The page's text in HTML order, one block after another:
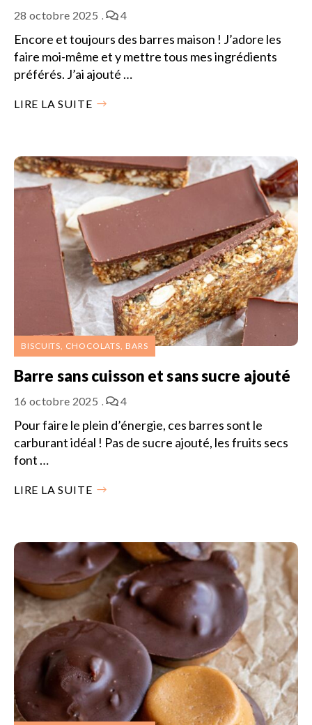
28 octobre 2025 4
Encore et toujours des barres maison ! J’adore les
faire moi-même et y mettre tous mes ingrédients
préférés. J’ai ajouté …
LIRE LA SUITE
BISCUITS, CHOCOLATS, BARS
Barre sans cuisson et sans sucre ajouté
16 octobre 2025 4
Pour faire le plein d’énergie, ces barres sont le
carburant idéal ! Pas de sucre ajouté, les fruits secs
font …
LIRE LA SUITE